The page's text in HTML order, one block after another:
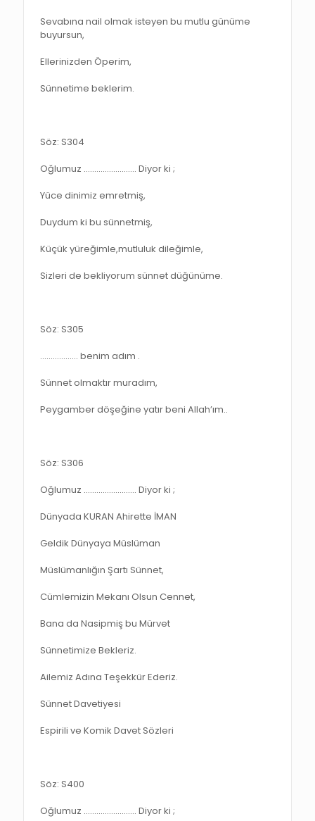
Sevabına nail olmak isteyen bu mutlu günüme
buyursun,
Ellerinizden Öperim,
Sünnetime beklerim.
Söz: S304
Oğlumuz ……………………. Diyor ki ;
Yüce dinimiz emretmiş,
Duydum ki bu sünnetmiş,
Küçük yüreğimle,mutluluk dileğimle,
Sizleri de bekliyorum sünnet düğünüme.
Söz: S305
……………… benim adım .
Sünnet olmaktır muradım,
Peygamber döşeğine yatır beni Allah’ım..
Söz: S306
Oğlumuz ……………………. Diyor ki ;
Dünyada KURAN Ahirette İMAN
Geldik Dünyaya Müslüman
Müslümanlığın Şartı Sünnet,
Cümlemizin Mekanı Olsun Cennet,
Bana da Nasipmiş bu Mürvet
Sünnetimize Bekleriz.
Ailemiz Adına Teşekkür Ederiz.
Sünnet Davetiyesi
Espirili ve Komik Davet Sözleri
Söz: S400
Oğlumuz ……………………. Diyor ki ;